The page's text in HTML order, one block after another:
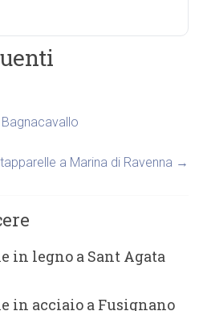
a Marina di Ravenna →
in legno a Sant Agata
in acciaio a Fusignano